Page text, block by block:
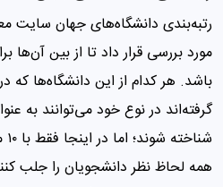
مورد بررسی قرار داد تا از بین
باشد. هر کدام از این دانشگاه‌ها که
گرفته‌اند در نوع خود می‌توانند به
همه لحاظ نظر دانشجویان را جلب